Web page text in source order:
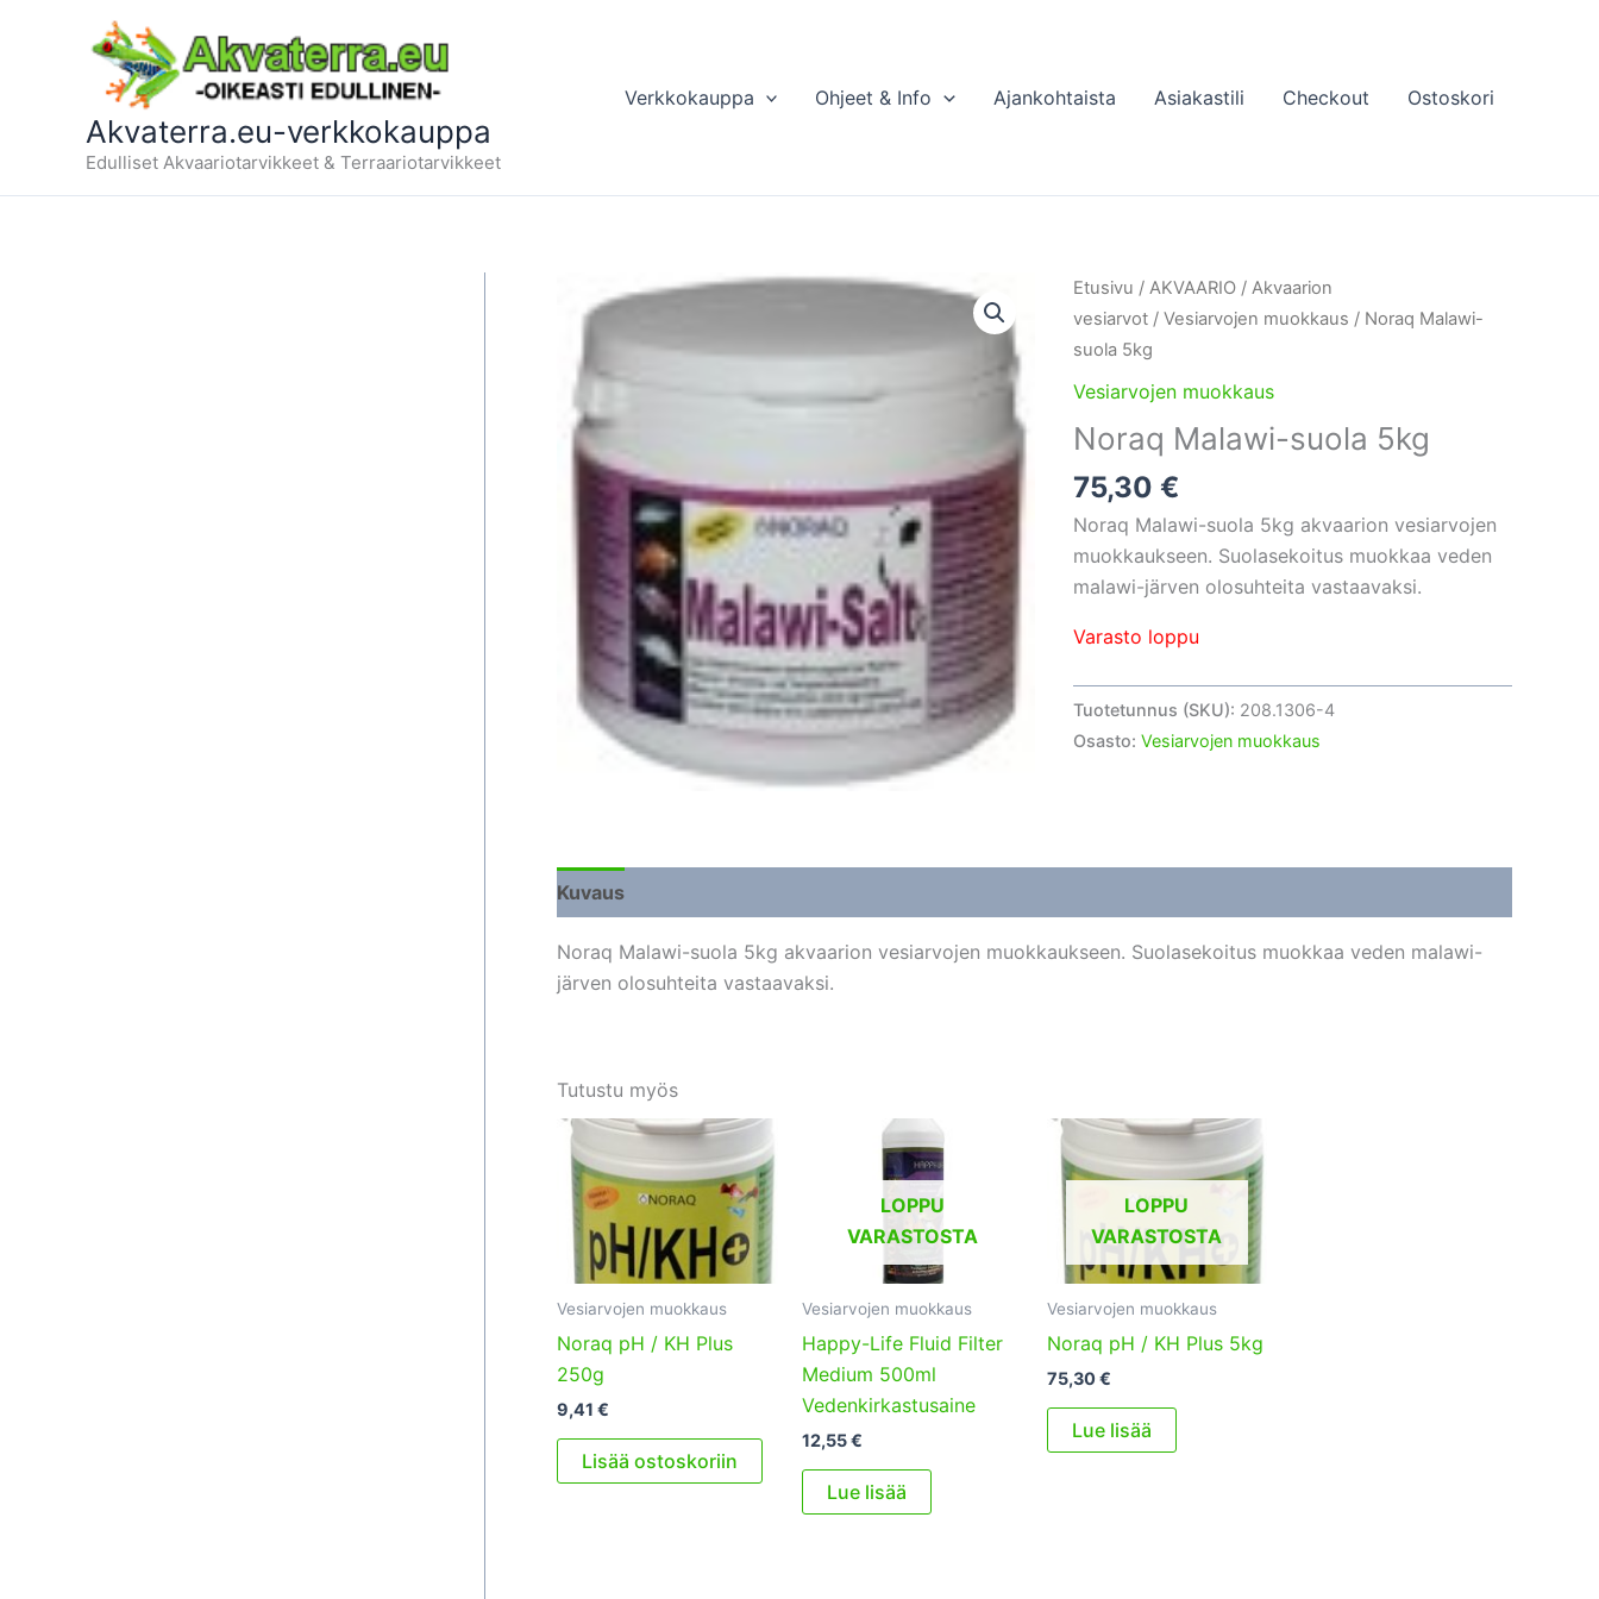
Akvaterra.eu-verkkokauppa
Edulliset Akvaariotarvikkeet & Terraariotarvikkeet
Verkkokauppa Ohjeet & Info Ajankohtaista Asiakastili Checkout Ostoskori
Etusivu / AKVAARIO/ Akvaarion
vesiarvot/ Vesiarvojen muokkaus / Noraq Malawi-
suola 5kg
Vesiarvojen muokkaus
Noraq Malawi-suola 5kg
75,30 €
Noraq Malawi-suola 5kg akvaarion vesiarvojen
muokkaukseen. Suolasekoitus muokkaa veden
malawi-järven olosuhteita vastaavaksi.
Varasto loppu
Tuotetunnus (SKU): 208.1306-4
Osasto: Vesiarvojen muokkaus
Kuvaus
Noraq Malawi-suola 5kg akvaarion vesiarvojen muokkaukseen. Suolasekoitus muokkaa veden malawi-
järven olosuhteita vastaavaksi.
Tutustu myös
Vesiarvojen muokkaus
Noraq pH / KH Plus
250g
9,41 €
Lisää ostoskoriin
LOPPU
VARASTOSTA
Vesiarvojen muokkaus
Happy-Life Fluid Filter
Medium 500ml
Vedenkirkastusaine
12,55€
Lue lisää
LOPPU
VARASTOSTA
Vesiarvojen muokkaus
Noraq pH / KH Plus 5kg
75,30€
Lue lisää